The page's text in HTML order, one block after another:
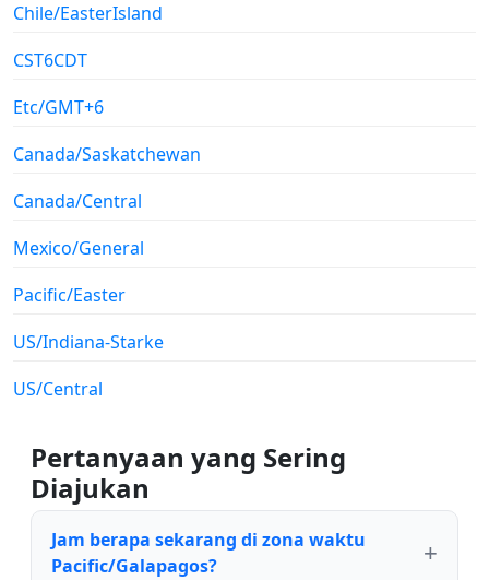
Chile/EasterIsland
CST6CDT
Etc/GMT+6
Canada/Saskatchewan
Canada/Central
Mexico/General
Pacific/Easter
US/Indiana-Starke
US/Central
Pertanyaan yang Sering
Diajukan
Jam berapa sekarang di zona waktu
Pacific/Galapagos?